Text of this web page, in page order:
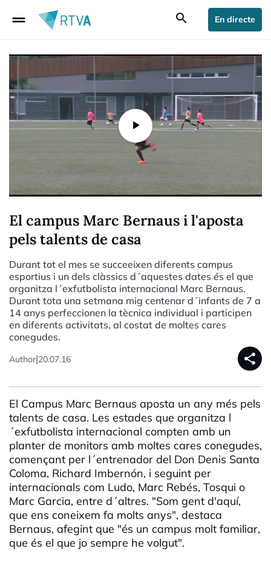
drag_handle search En directe
El campus Marc Bernaus i l'aposta
pels talents de casa
Durant tot el mes se succeeixen diferents campus
esportius i un dels clàssics d´aquestes dates és el que
organitza l´exfutbolista internacional Marc Bernaus.
Durant tota una setmana mig centenar d´infants de 7 a
14 anys perfeccionen la tècnica individual i participen
en diferents activitats, al costat de moltes cares
conegudes.
Author|20.07.16 share
El Campus Marc Bernaus aposta un any més pels
talents de casa. Les estades que organitza l
´exfutbolista internacional compten amb un
planter de monitors amb moltes cares conegudes,
començant per l´entrenador del Don Denis Santa
Coloma, Richard Imbernón, i seguint per
internacionals com Ludo, Marc Rebés, Tosqui o
Marc Garcia, entre d´altres. "Som gent d'aquí,
que ens coneixem fa molts anys", destaca
Bernaus, afegint que "és un campus molt familiar,
que és el que jo sempre he volgut".